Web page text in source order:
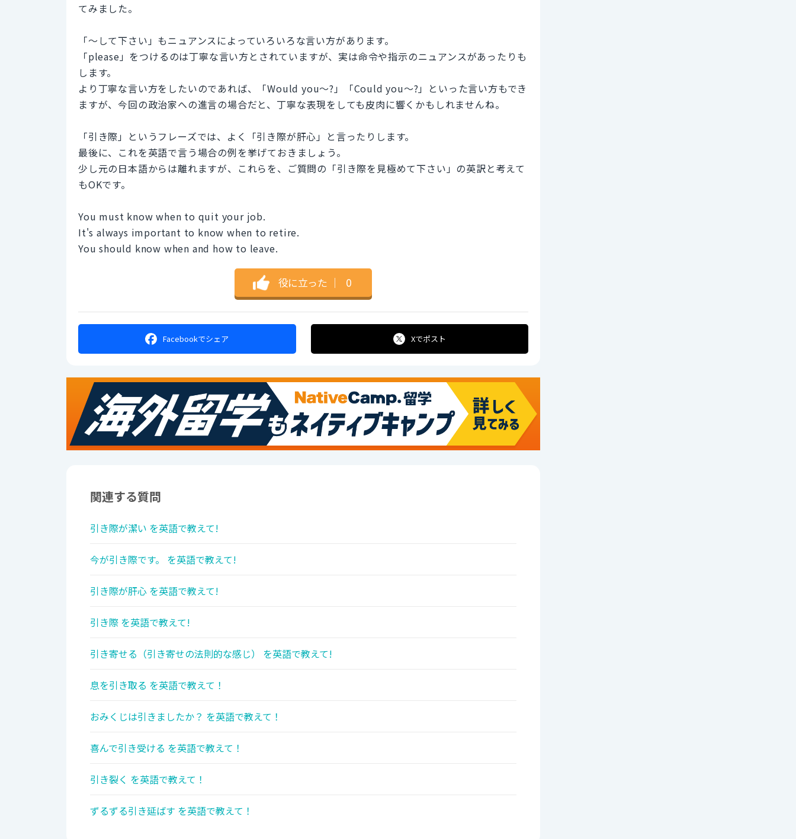
てみました。
「〜して下さい」もニュアンスによっていろいろな言い方があります。
「please」をつけるのは丁寧な言い方とされていますが、実は命令や指示のニュアンスがあったりも
します。
より丁寧な言い方をしたいのであれば、「Would you〜?」「Could you〜?」といった言い方もでき
ますが、今回の政治家への進言の場合だと、丁寧な表現をしても皮肉に響くかもしれませんね。
「引き際」というフレーズでは、よく「引き際が肝心」と言ったりします。
最後に、これを英語で言う場合の例を挙げておきましょう。
少し元の日本語からは離れますが、これらを、ご質問の「引き際を見極めて下さい」の英訳と考えて
もOKです。
You must know when to quit your job.
It's always important to know when to retire.
You should know when and how to leave.
役に立った ｜ 0
Facebookでシェア Xでポスト
関連する質問
引き際が潔い を英語で教えて!
今が引き際です。 を英語で教えて!
引き際が肝心 を英語で教えて!
引き際 を英語で教えて!
引き寄せる（引き寄せの法則的な感じ） を英語で教えて!
息を引き取る を英語で教えて！
おみくじは引きましたか？ を英語で教えて！
喜んで引き受ける を英語で教えて！
引き裂く を英語で教えて！
ずるずる引き延ばす を英語で教えて！